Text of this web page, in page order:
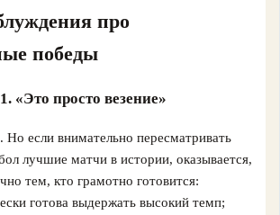
про
победы
«Это просто везение»
Но если внимательно пересматривать
лучшие матчи в истории, оказывается,
тем, кто грамотно готовится:
готова выдержать высокий темп;